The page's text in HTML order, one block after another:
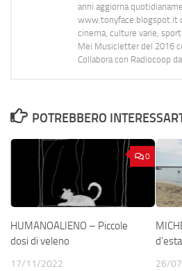
anni aggiorna
www.tonyface.blogspot.it
cinema, culture varie,
Mei Musicletter del 2016
Collabora con Radiocoop
POTREBBERO
0
HUMANOALIENO – Piccole
dosi di veleno
17/11/2022 26/